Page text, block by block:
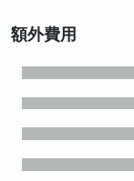
額外費用